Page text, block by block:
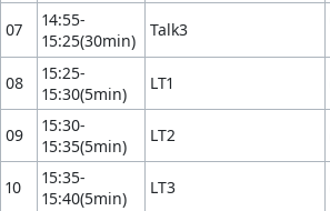
07
14:55-
15:25(30min)
Talk3
08
15:25-
15:30(5min)
LT1
09
15:30-
15:35(5min)
LT2
10
15:35-
15:40(5min)
LT3